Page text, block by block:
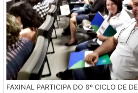
FAXINAL PARTICIPA DO 6º CICLO DE